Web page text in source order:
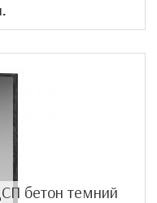
бетон темний